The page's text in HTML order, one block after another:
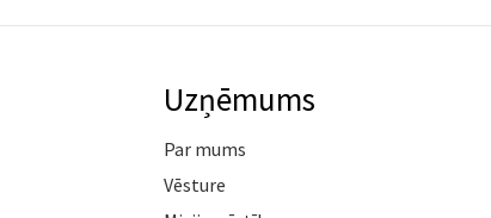
Uzņēmums
Par mums
Vēsture